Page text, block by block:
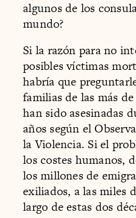
algunos de los
mundo?
Si la razón para no
posibles víctimas
habría que
familias de las más
han sido asesinadas
años según el
la Violencia. Si el
los costes humanos,
los millones de
exiliados, a las miles
largo de estas dos